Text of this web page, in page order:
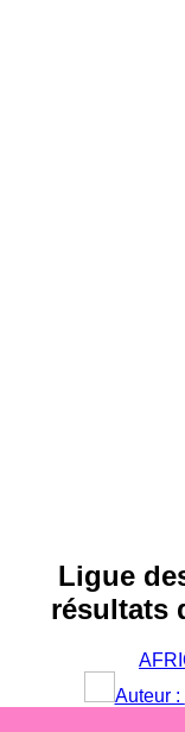
Ligue
résultats
Auteur :